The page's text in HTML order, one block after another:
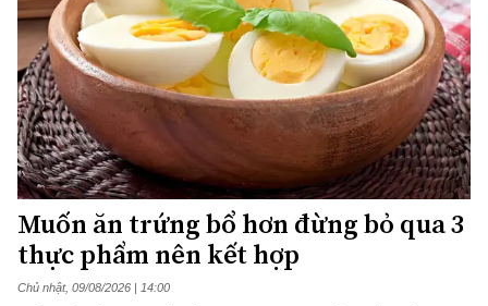
Muốn ăn trứng bổ hơn đừng bỏ qua 3
thực phẩm nên kết hợp
Chủ nhật, 09/08/2026 | 14:00